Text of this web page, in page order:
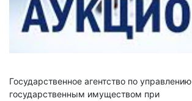
Государственное агентство по управлению
государственным имуществом при